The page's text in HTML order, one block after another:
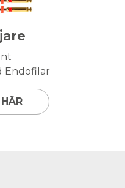
Endofilar